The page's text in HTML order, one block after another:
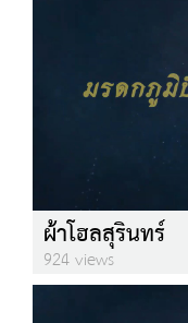
ผ้าโฮลสุรินทร์
924 views